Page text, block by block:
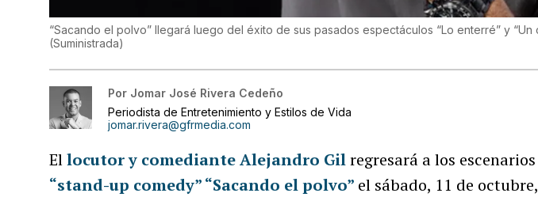
“Sacando el polvo” llegará luego del éxito de sus pasados espectáculos “Lo enterré” y “Un
(Suministrada)
Por Jomar José Rivera Cedeño
Periodista de Entretenimiento y Estilos de Vida
jomar.rivera@gfrmedia.com
Ellocutor y comediante Alejandro Gilregresará a los
“stand-up comedy” “Sacando el polvo” el sábado, 11 de